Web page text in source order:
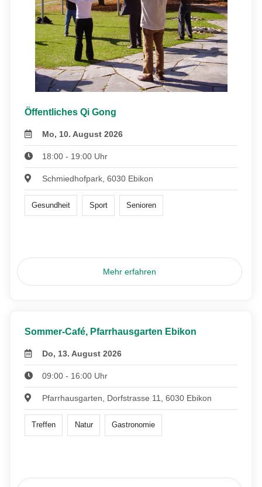
Öffentliches Qi Gong
Mo, 10. August 2026
18:00 - 19:00 Uhr
Schmiedhofpark, 6030 Ebikon
Gesundheit Sport Senioren
Mehr erfahren
Sommer-Café, Pfarrhausgarten Ebikon
Do, 13. August 2026
09:00 - 16:00 Uhr
Pfarrhausgarten, Dorfstrasse 11, 6030 Ebikon
Treffen Natur Gastronomie